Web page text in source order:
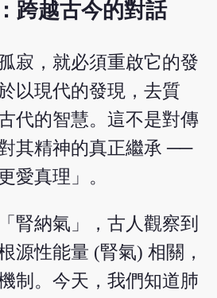
跨越古今的對話
寂，就必須重啟它的發
以現代的發現，去質
代的智慧。這不是對傳
其精神的真正繼承 ──
愛真理」。
腎納氣」，古人觀察到
源性能量 (腎氣) 相關，
制。今天，我們知道肺